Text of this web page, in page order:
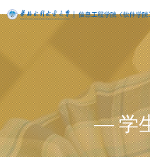
— 学